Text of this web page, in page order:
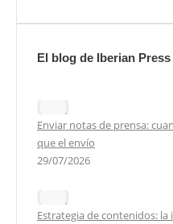
El blog de Iberian Press
Enviar notas de prensa:
que el envío
29/07/2026
Estrategia de contenidos: